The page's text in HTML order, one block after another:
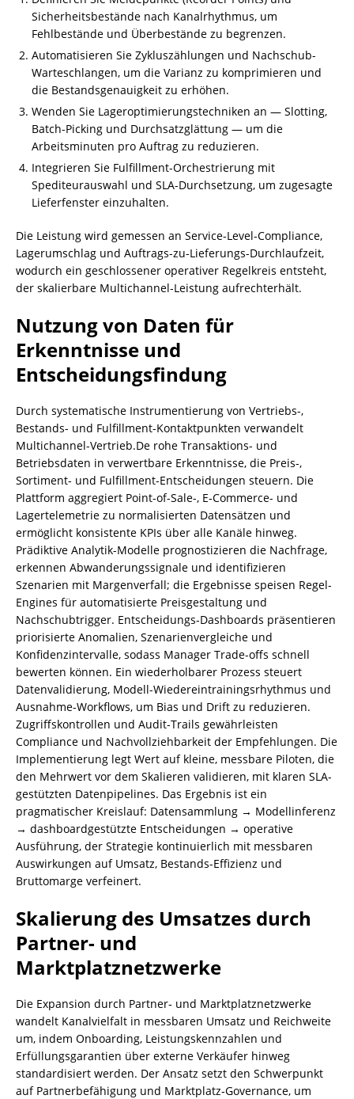
Sicherheitsbestände nach Kanalrhythmus, um
Fehlbestände und Überbestände zu begrenzen.
Automatisieren Sie Zykluszählungen und Nachschub-
Warteschlangen, um die Varianz zu komprimieren und
die Bestandsgenauigkeit zu erhöhen.
Wenden Sie Lageroptimierungstechniken an — Slotting,
Batch-Picking und Durchsatzglättung — um die
Arbeitsminuten pro Auftrag zu reduzieren.
Integrieren Sie Fulfillment-Orchestrierung mit
Spediteurauswahl und SLA-Durchsetzung, um zugesagte
Lieferfenster einzuhalten.
Die Leistung wird gemessen an Service-Level-Compliance,
Lagerumschlag und Auftrags-zu-Lieferungs-Durchlaufzeit,
wodurch ein geschlossener operativer Regelkreis entsteht,
der skalierbare Multichannel-Leistung aufrechterhält.
Nutzung von Daten für
Erkenntnisse und
Entscheidungsfindung
Durch systematische Instrumentierung von Vertriebs-,
Bestands- und Fulfillment-Kontaktpunkten verwandelt
Multichannel-Vertrieb.De rohe Transaktions- und
Betriebsdaten in verwertbare Erkenntnisse, die Preis-,
Sortiment- und Fulfillment-Entscheidungen steuern. Die
Plattform aggregiert Point-of-Sale-, E‑Commerce- und
Lagertelemetrie zu normalisierten Datensätzen und
ermöglicht konsistente KPIs über alle Kanäle hinweg.
Prädiktive Analytik-Modelle prognostizieren die Nachfrage,
erkennen Abwanderungssignale und identifizieren
Szenarien mit Margenverfall; die Ergebnisse speisen Regel-
Engines für automatisierte Preisgestaltung und
Nachschubtrigger. Entscheidungs-Dashboards präsentieren
priorisierte Anomalien, Szenarienvergleiche und
Konfidenzintervalle, sodass Manager Trade-offs schnell
bewerten können. Ein wiederholbarer Prozess steuert
Datenvalidierung, Modell-Wiedereintrainingsrhythmus und
Ausnahme-Workflows, um Bias und Drift zu reduzieren.
Zugriffskontrollen und Audit-Trails gewährleisten
Compliance und Nachvollziehbarkeit der Empfehlungen. Die
Implementierung legt Wert auf kleine, messbare Piloten, die
den Mehrwert vor dem Skalieren validieren, mit klaren SLA-
gestützten Datenpipelines. Das Ergebnis ist ein
pragmatischer Kreislauf: Datensammlung → Modellinferenz
→ dashboardgestützte Entscheidungen → operative
Ausführung, der Strategie kontinuierlich mit messbaren
Auswirkungen auf Umsatz, Bestands-Effizienz und
Bruttomarge verfeinert.
Skalierung des Umsatzes durch
Partner- und
Marktplatznetzwerke
Die Expansion durch Partner‑ und Marktplatznetzwerke
wandelt Kanalvielfalt in messbaren Umsatz und Reichweite
um, indem Onboarding, Leistungskennzahlen und
Erfüllungsgarantien über externe Verkäufer hinweg
standardisiert werden. Der Ansatz setzt den Schwerpunkt
auf Partnerbefähigung und Marktplatz‑Governance, um